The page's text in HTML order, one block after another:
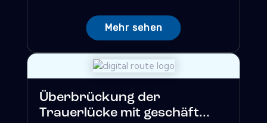
Mehr sehen
Überbrückung der
Trauerlücke mit geschäft...